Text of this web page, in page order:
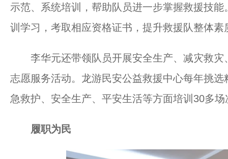
示范、系统培训，帮助队员进一步掌握救援技
训学习，考取相应资格证书，提升救援队整体素
李华元还带领队员开展安全生产、减灾救灾
志愿服务活动。龙游民安公益救援中心每年挑
急救护、安全生产、平安生活等方面培训30多
履职为民